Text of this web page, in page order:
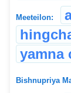
Meeteilon:
yamna
Bishnupriya